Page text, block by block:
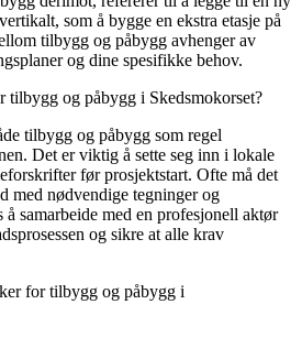
som å bygge en ekstra etasje på
tilbygg og påbygg avhenger av
og dine spesifikke behov.
tilbygg og påbygg i Skedsmokorset?
tilbygg og påbygg som regel
Det er viktig å sette seg inn i lokale
før prosjektstart. Ofte må det
med nødvendige tegninger og
å samarbeide med en profesjonell aktør
og sikre at alle krav
for tilbygg og påbygg i